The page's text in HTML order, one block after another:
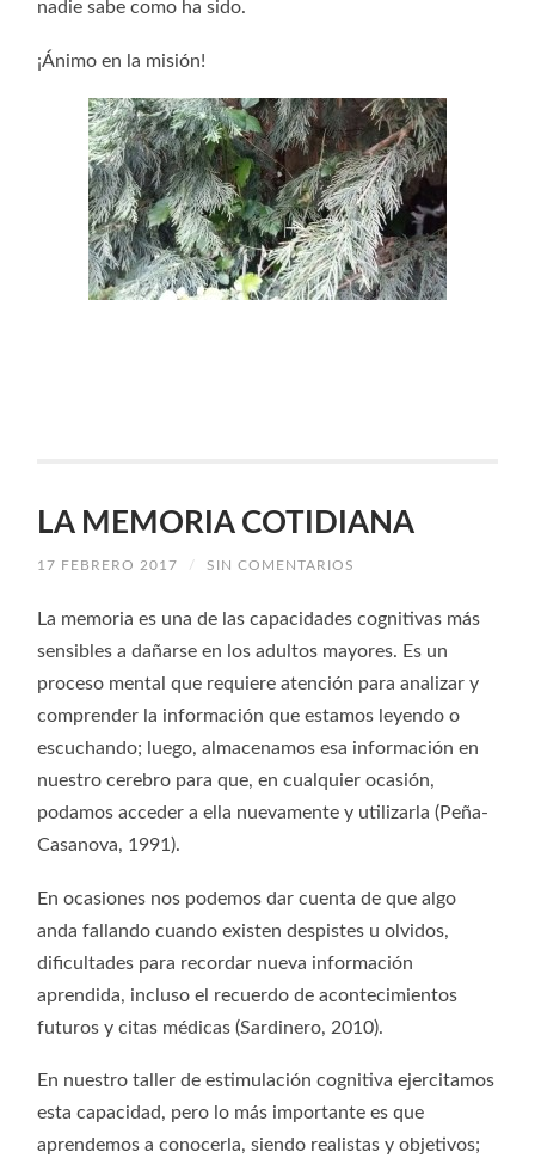
nadie sabe como ha sido.
¡Ánimo en la misión!
LA MEMORIA COTIDIANA
17 FEBRERO 2017 / SIN COMENTARIOS
La memoria es una de las capacidades cognitivas más
sensibles a dañarse en los adultos mayores. Es un
proceso mental que requiere atención para analizar y
comprender la información que estamos leyendo o
escuchando; luego, almacenamos esa información en
nuestro cerebro para que, en cualquier ocasión,
podamos acceder a ella nuevamente y utilizarla (Peña-
Casanova, 1991).
En ocasiones nos podemos dar cuenta de que algo
anda fallando cuando existen despistes u olvidos,
dificultades para recordar nueva información
aprendida, incluso el recuerdo de acontecimientos
futuros y citas médicas (Sardinero, 2010).
En nuestro taller de estimulación cognitiva ejercitamos
esta capacidad, pero lo más importante es que
aprendemos a conocerla, siendo realistas y objetivos;